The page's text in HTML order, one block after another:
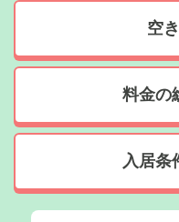
空
料金の
入居条